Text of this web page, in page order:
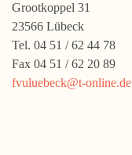
Grootkoppel 31
23566 Lübeck
Tel. 04 51 / 62 44 78
Fax 04 51 / 62 20 89
fvuluebeck@t-online.de